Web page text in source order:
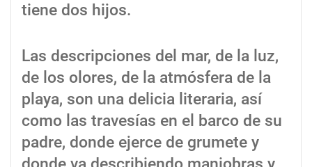
tiene dos hijos.
Las descripciones del mar, de la luz,
de los olores, de la atmósfera de la
playa, son una delicia literaria, así
como las travesías en el barco de su
padre, donde ejerce de grumete y